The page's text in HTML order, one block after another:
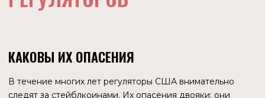
экономического класса, который не был заинтересован в
не может не приводить к ожесточенной борьбе старого
господствующего класса с новым, который пытается
Если предположить, что гипотеза о смене управления в